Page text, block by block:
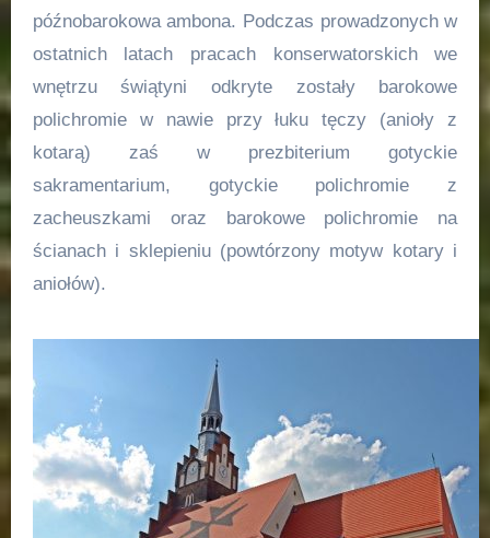
późnobarokowa ambona. Podczas prowadzonych w
ostatnich latach pracach konserwatorskich we
wnętrzu świątyni odkryte zostały barokowe
polichromie w nawie przy łuku tęczy (anioły z
kotarą) zaś w prezbiterium gotyckie
sakramentarium, gotyckie polichromie z
zacheuszkami oraz barokowe polichromie na
ścianach i sklepieniu (powtórzony motyw kotary i
aniołów).